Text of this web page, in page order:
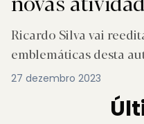
Ricardo Silva vai
emblemáticas desta
27 dezembro 2023